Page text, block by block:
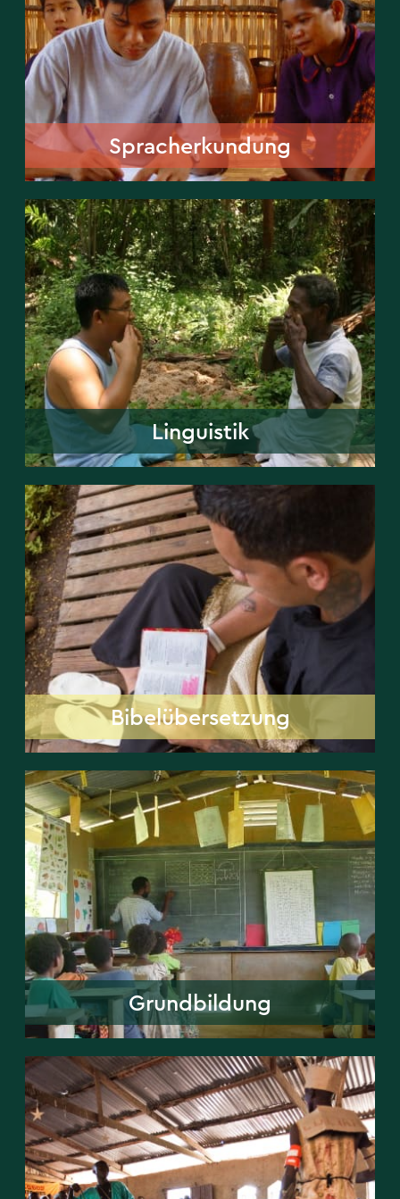
Spracherkundung
Spracherkundung
Linguistik
Linguistik
Bibelübersetzung
Bibelübersetzung
Grundbildung
Grundbildung
Bibel im Alltag